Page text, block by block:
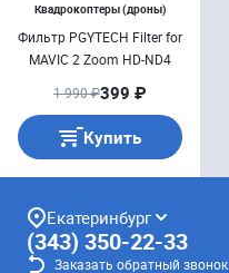
Квадрокоптеры (дроны)
Фильтр PGYTECH Filter for
MAVIC 2 Zoom HD-ND4
1 990 ₽399 ₽
Купить
Екатеринбург
(343) 350-22-33
Заказать обратный звонок